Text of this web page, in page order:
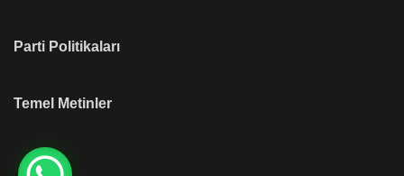
Parti Politikaları
Temel Metinler